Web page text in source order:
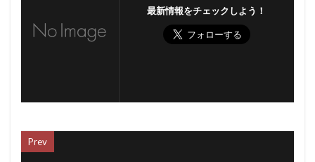
最新情報をチェックしよう！
Prev